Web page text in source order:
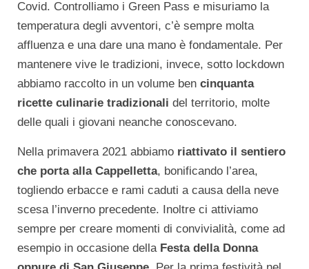
Covid. Controlliamo i Green Pass e misuriamo la
temperatura degli avventori, c’è sempre molta
affluenza e una dare una mano è fondamentale. Per
mantenere vive le tradizioni, invece, sotto lockdown
abbiamo raccolto in un volume ben cinquanta
ricette culinarie tradizionali del territorio, molte
delle quali i giovani neanche conoscevano.
Nella primavera 2021 abbiamo riattivato il sentiero
che porta alla Cappelletta, bonificando l’area,
togliendo erbacce e rami caduti a causa della neve
scesa l’inverno precedente. Inoltre ci attiviamo
sempre per creare momenti di convivialità, come ad
esempio in occasione della Festa della Donna